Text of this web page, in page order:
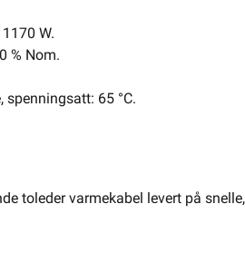
eks. mva.
Min butikk ikke valgt, velg
W.
% Nom.
spenningsatt: 65 °C.
toleder varmekabel levert på